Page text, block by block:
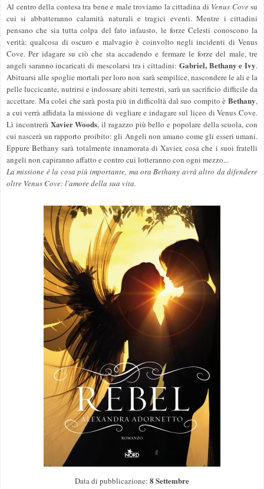
Al centro della contesa tra bene e male troviamo la cittadina di Venus Covesu
cui si abbatteranno calamità naturali e tragici eventi. Mentre i cittadini
pensano che sia tutta colpa del fato infausto, le forze Celesti conoscono la
verità: qualcosa di oscuro e malvagio è coinvolto negli incidenti di Venus
Cove. Per idagare su ciò che sta accadendo e fermare le forze del male, tre
angeli saranno incaricati di mescolarsi tra i cittadini: Gabriel, Bethany e Ivy.
Abituarsi alle spoglie mortali per loro non sarà sempilice, nascondere le ali e la
pelle luccicante, nutrirsi e indossare abiti terrestri, sarà un sacrificio difficile da
accettare. Ma colei che sarà posta più in difficoltà dal suo compito è Bethany,
a cui verrà affidata la missione di vegliare e indagare sul liceo di Venus Cove.
Lì incontrerà Xavier Woods, il ragazzo più bello e popolare della scuola, con
cui nascerà un rapporto proibito: gli Angeli non amano come gli esseri umani.
Eppure Bethany sarà totalmente innamorata di Xavier, cosa che i suoi fratelli
angeli non capiranno affatto e contro cui lotteranno con ogni mezzo...
La missione è la cosa più importante, ma ora Bethany avrà altro da difendere
oltre Venus Cove: l'amore della sua vita.
Data di pubblicazione: 8 Settembre